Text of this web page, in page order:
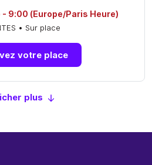
9:00 (Europe/Paris Heure)
• Sur place
votre place
plus